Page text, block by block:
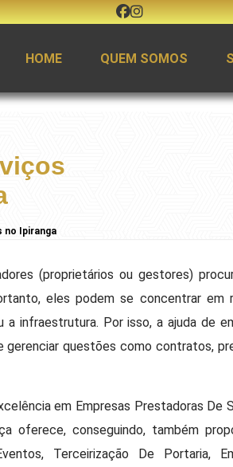
HOME QUEM SOMOS
no Ipiranga
(proprietários ou gestores)
eles podem se concentrar em
infraestrutura. Por isso, a ajuda de
gerenciar questões como contratos,
em Empresas Prestadoras De
oferece, conseguindo, também
Terceirização De Portaria,